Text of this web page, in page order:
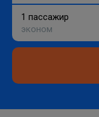
1 пассажир
эконом